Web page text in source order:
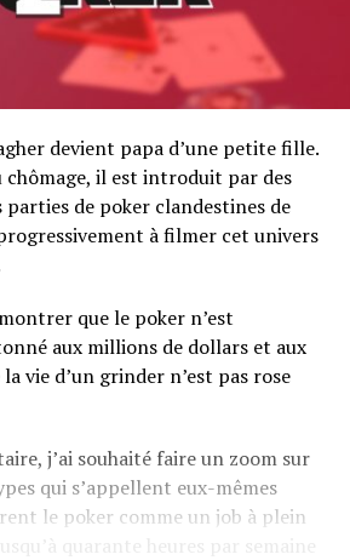
devient papa d’une petite fille.
il est introduit par des
parties de poker clandestines de
à filmer cet univers
que le poker n’est
aux millions de dollars et aux
vie d’un grinder n’est pas rose
j’ai souhaité faire un zoom sur
qui s’appellent eux-mêmes
le poker comme un job à plein